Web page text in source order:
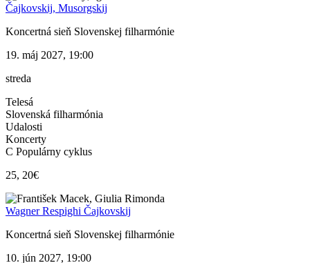
Čajkovskij, Musorgskij
Koncertná sieň Slovenskej filharmónie
19. máj 2027, 19:00
streda
Telesá
Slovenská filharmónia
Udalosti
Koncerty
C Populárny cyklus
25, 20€
Wagner Respighi Čajkovskij
Koncertná sieň Slovenskej filharmónie
10. jún 2027, 19:00